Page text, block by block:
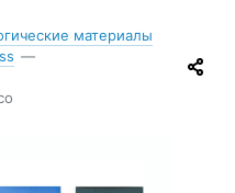
материалы
—